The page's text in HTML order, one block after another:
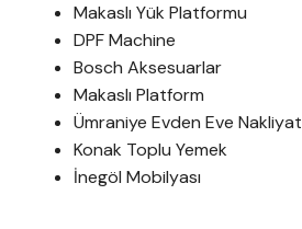
Makaslı Yük Platformu
DPF Machine
Bosch Aksesuarlar
Makaslı Platform
Ümraniye Evden Eve Nakliyat
Konak Toplu Yemek
İnegöl Mobilyası